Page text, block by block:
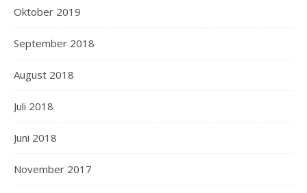
Oktober 2019
September 2018
August 2018
Juli 2018
Juni 2018
November 2017